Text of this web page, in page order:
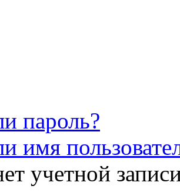
пароль?
имя
учетной